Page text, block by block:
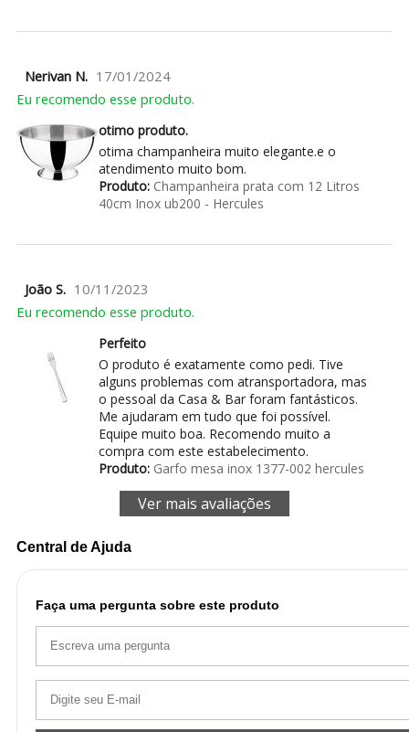
Nerivan N. 17/01/2024
Eu recomendo esse produto.
otimo produto.
otima champanheira muito elegante.e o
atendimento muito bom.
Produto:Champanheira prata com 12 Litros
40cm Inox ub200 - Hercules
João S. 10/11/2023
Eu recomendo esse produto.
Perfeito
O produto é exatamente como pedi. Tive
alguns problemas com atransportadora, mas
o pessoal da Casa & Bar foram fantásticos.
Me ajudaram em tudo que foi possível.
Equipe muito boa. Recomendo muito a
compra com este estabelecimento.
Produto:Garfo mesa inox 1377-002 hercules
Ver mais avaliações
Central de Ajuda
Faça uma pergunta sobre este produto